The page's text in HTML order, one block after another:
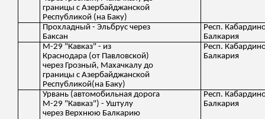
границы с Азербайджанской
Республикой (на Баку)
Прохладный - Эльбрус через
Баксан
Респ.
Балкария
М-29 "Кавказ" - из
Краснодара (от Павловской)
через Грозный, Махачкалу до
границы с Азербайджанской
Республикой(на Баку)
Респ.
Балкария
Урвань (автомобильная дорога
М-29 "Кавказ") - Уштулу
через Верхнюю Балкарию
Респ.
Балкария